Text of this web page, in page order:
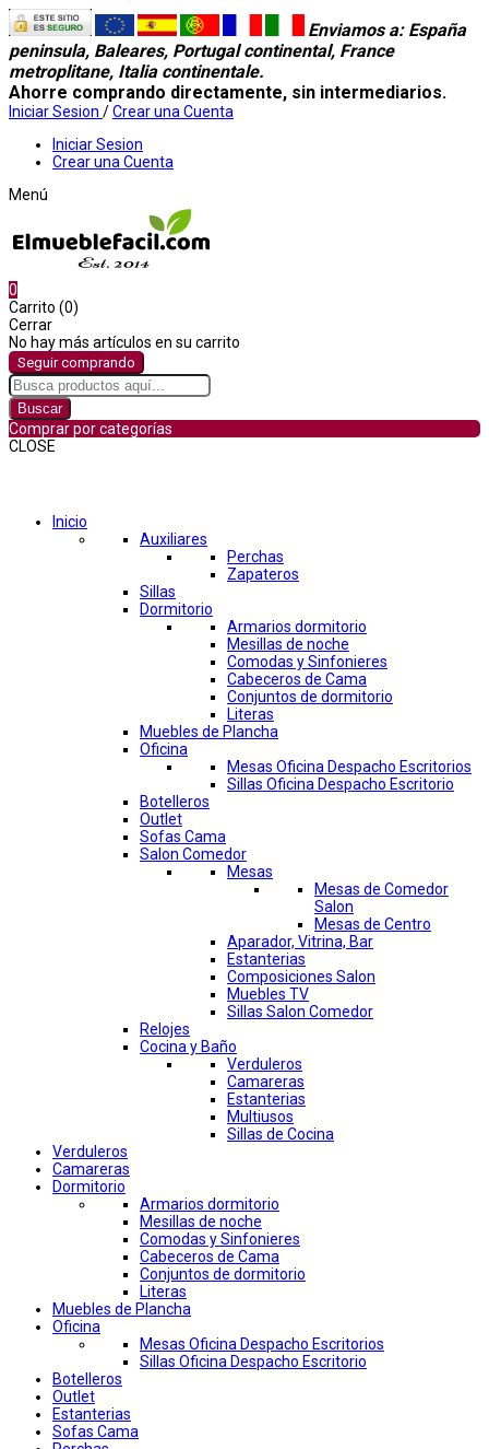
Enviamos a: España
peninsula, Baleares, Portugal continental, France
metroplitane, Italia continentale.
Ahorre comprando directamente, sin intermediarios.
Iniciar Sesion /Crear una Cuenta
Iniciar Sesion
Crear una Cuenta
Menú
0
Carrito (0)
Cerrar
No hay más artículos en su carrito
Seguir comprando
Buscar
Comprar por categorías
CLOSE
Inicio
Auxiliares
Perchas
Zapateros
Sillas
Dormitorio
Armarios dormitorio
Mesillas de noche
Comodas y Sinfonieres
Cabeceros de Cama
Conjuntos de dormitorio
Literas
Muebles de Plancha
Oficina
Mesas Oficina Despacho Escritorios
Sillas Oficina Despacho Escritorio
Botelleros
Outlet
Sofas Cama
Salon Comedor
Mesas
Mesas de Comedor
Salon
Mesas de Centro
Aparador, Vitrina, Bar
Estanterias
Composiciones Salon
Muebles TV
Sillas Salon Comedor
Relojes
Cocina y Baño
Verduleros
Camareras
Estanterias
Multiusos
Sillas de Cocina
Verduleros
Camareras
Dormitorio
Armarios dormitorio
Mesillas de noche
Comodas y Sinfonieres
Cabeceros de Cama
Conjuntos de dormitorio
Literas
Muebles de Plancha
Oficina
Mesas Oficina Despacho Escritorios
Sillas Oficina Despacho Escritorio
Botelleros
Outlet
Estanterias
Sofas Cama